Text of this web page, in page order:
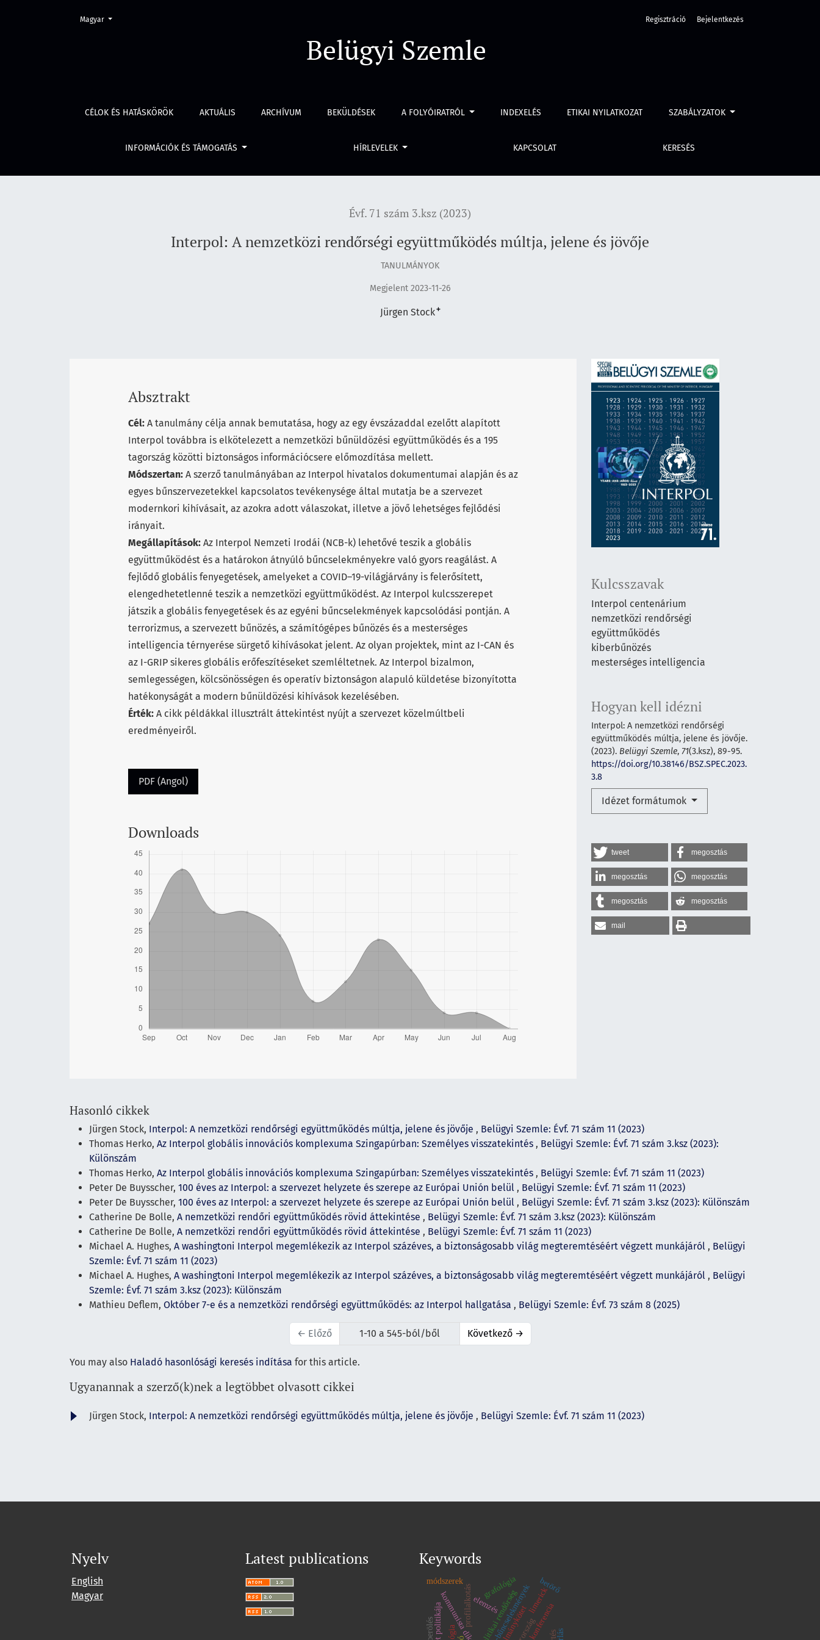
Interpol: A nemzetközi rendőrségi együttműködés múltja, jelene és jövője
Belügyi Szemle
CÉLOK ÉS HATÁSKÖRÖK AKTUÁLIS ARCHÍVUM BEKÜLDÉSEK A FOLYÓIRATRÓL INDEXELÉS ETIKAI NYILATKOZAT SZABÁLYZATOK
INFORMÁCIÓK ÉS TÁMOGATÁS HÍRLEVELEK KAPCSOLAT KERESÉS
Regisztráció Bejelentkezés
Change the language. The current language is:
Magyar
Évf. 71 szám 3.ksz (2023)
Interpol: A nemzetközi rendőrségi együttműködés múltja, jelene és jövője
TANULMÁNYOK
Megjelent 2023-11-26
Jürgen Stock+
Kulcsszavak
Interpol centenárium
nemzetközi rendőrségi
együttműködés
kiberbűnözés
mesterséges intelligencia
Hogyan kell idézni
Interpol: A nemzetközi rendőrségi
együttműködés múltja, jelene és jövője.
(2023). Belügyi Szemle, 71(3.ksz), 89-95.
https://doi.org/10.38146/BSZ.SPEC.2023.
3.8
Idézet formátumok
tweet megosztás
megosztás megosztás
megosztás megosztás
mail
Absztrakt
Cél: A tanulmány célja annak bemutatása, hogy az egy évszázaddal ezelőtt alapított
Interpol továbbra is elkötelezett a nemzetközi bűnüldözési együttműködés és a 195
tagország közötti biztonságos információcsere előmozdítása mellett.
Módszertan: A szerző tanulmányában az Interpol hivatalos dokumentumai alapján és az
egyes bűnszervezetekkel kapcsolatos tevékenysége által mutatja be a szervezet
modernkori kihívásait, az azokra adott válaszokat, illetve a jövő lehetséges fejlődési
irányait.
Megállapítások: Az Interpol Nemzeti Irodái (NCB-k) lehetővé teszik a globális
együttműködést és a határokon átnyúló bűncselekményekre való gyors reagálást. A
fejlődő globális fenyegetések, amelyeket a COVID–19-világjárvány is felerősített,
elengedhetetlenné teszik a nemzetközi együttműködést. Az Interpol kulcsszerepet
játszik a globális fenyegetések és az egyéni bűncselekmények kapcsolódási pontján. A
terrorizmus, a szervezett bűnözés, a számítógépes bűnözés és a mesterséges
intelligencia térnyerése sürgető kihívásokat jelent. Az olyan projektek, mint az I-CAN és
az I-GRIP sikeres globális erőfeszítéseket szemléltetnek. Az Interpol bizalmon,
semlegességen, kölcsönösségen és operatív biztonságon alapuló küldetése bizonyította
hatékonyságát a modern bűnüldözési kihívások kezelésében.
Érték: A cikk példákkal illusztrált áttekintést nyújt a szervezet közelmúltbeli
eredményeiről.
PDF (Angol)
Downloads
Hasonló cikkek
Jürgen Stock, Interpol: A nemzetközi rendőrségi együttműködés múltja, jelene és jövője , Belügyi Szemle: Évf. 71 szám 11 (2023)
Thomas Herko, Az Interpol globális innovációs komplexuma Szingapúrban: Személyes visszatekintés , Belügyi Szemle: Évf. 71 szám 3.ksz (2023):
Különszám
Thomas Herko, Az Interpol globális innovációs komplexuma Szingapúrban: Személyes visszatekintés , Belügyi Szemle: Évf. 71 szám 11 (2023)
Peter De Buysscher, 100 éves az Interpol: a szervezet helyzete és szerepe az Európai Unión belül , Belügyi Szemle: Évf. 71 szám 11 (2023)
Peter De Buysscher, 100 éves az Interpol: a szervezet helyzete és szerepe az Európai Unión belül , Belügyi Szemle: Évf. 71 szám 3.ksz (2023): Különszám
Catherine De Bolle, A nemzetközi rendőri együttműködés rövid áttekintése , Belügyi Szemle: Évf. 71 szám 3.ksz (2023): Különszám
Catherine De Bolle, A nemzetközi rendőri együttműködés rövid áttekintése , Belügyi Szemle: Évf. 71 szám 11 (2023)
Michael A. Hughes, A washingtoni Interpol megemlékezik az Interpol százéves, a biztonságosabb világ megteremtéséért végzett munkájáról , Belügyi
Szemle: Évf. 71 szám 11 (2023)
Michael A. Hughes, A washingtoni Interpol megemlékezik az Interpol százéves, a biztonságosabb világ megteremtéséért végzett munkájáról , Belügyi
Szemle: Évf. 71 szám 3.ksz (2023): Különszám
Mathieu Deflem, Október 7-e és a nemzetközi rendőrségi együttműködés: az Interpol hallgatása , Belügyi Szemle: Évf. 73 szám 8 (2025)
← Előző 1-10 a 545-ból/ből Következő →
You may also Haladó hasonlósági keresés indítása for this article.
Ugyanannak a szerző(k)nek a legtöbbet olvasott cikkei
Jürgen Stock, Interpol: A nemzetközi rendőrségi együttműködés múltja, jelene és jövője , Belügyi Szemle: Évf. 71 szám 11 (2023)
Nyelv
English
Magyar
Latest publications Keywords
politikai rendőrség
kommunista diktatúrasorozat-bűncselekmények
profilalkotáselemzés
módszerek
tanulmánykötetkonferencia
limerick
grafológia betörő